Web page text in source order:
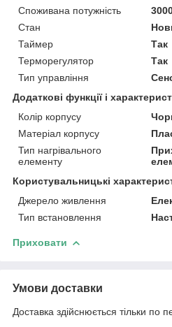
Споживана потужність
Стан
Таймер
Так
Терморегулятор
Так
Тип управління
Додаткові функції і
Колір корпусу
Матеріал корпусу
Тип нагрівального
елементу
Користувальницькі
Джерело живлення
Тип встановлення
Приховати
Умови доставки
Доставка здійснюється тільки по